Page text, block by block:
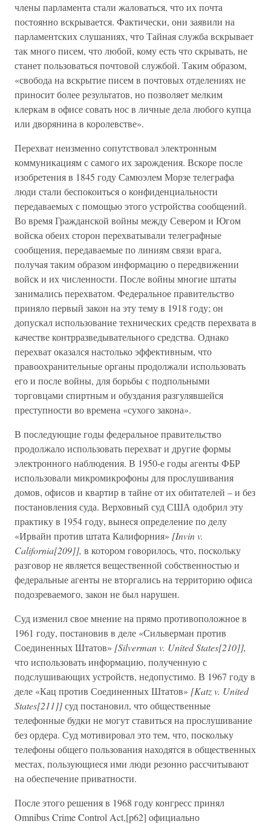
члены парламента стали жаловаться, что их почта
постоянно вскрывается. Фактически, они заявили на
парламентских слушаниях, что Тайная служба вскрывает
так много писем, что любой, кому есть что скрывать, не
станет пользоваться почтовой службой. Таким образом,
«свобода на вскрытие писем в почтовых отделениях не
приносит более результатов, но позволяет мелким
клеркам в офисе совать нос в личные дела любого купца
или дворянина в королевстве».
Перехват неизменно сопутствовал электронным
коммуникациям с самого их зарождения. Вскоре после
изобретения в 1845 году Самюэлем Морзе телеграфа
люди стали беспокоиться о конфиденциальности
передаваемых с помощью этого устройства сообщений.
Во время Гражданской войны между Севером и Югом
войска обеих сторон перехватывали телеграфные
сообщения, передаваемые по линиям связи врага,
получая таким образом информацию о передвижении
войск и их численности. После войны многие штаты
занимались перехватом. Федеральное правительство
приняло первый закон на эту тему в 1918 году; он
допускал использование технических средств перехвата в
качестве контрразведывательного средства. Однако
перехват оказался настолько эффективным, что
правоохранительные органы продолжали использовать
его и после войны, для борьбы с подпольными
торговцами спиртным и обуздания разгулявшейся
преступности во времена «сухого закона».
В последующие годы федеральное правительство
продолжало использовать перехват и другие формы
электронного наблюдения. В 1950-е годы агенты ФБР
использовали микромикрофоны для прослушивания
домов, офисов и квартир в тайне от их обитателей – и без
постановления суда. Верховный суд США одобрил эту
практику в 1954 году, вынеся определение по делу
«Ирвайн против штата Калифорния» [Invin v.
California[209]], в котором говорилось, что, поскольку
разговор не является вещественной собственностью и
федеральные агенты не вторгались на территорию офиса
подозреваемого, закон не был нарушен.
Суд изменил свое мнение на прямо противоположное в
1961 году, постановив в деле «Сильверман против
Соединенных Штатов» [Silverman v. United States[210]],
что использовать информацию, полученную с
подслушивающих устройств, недопустимо. В 1967 году в
деле «Кац против Соединенных Штатов» [Katz v. United
States[211]]суд постановил, что общественные
телефонные будки не могут ставиться на прослушивание
без ордера. Суд мотивировал это тем, что, поскольку
телефоны общего пользования находятся в общественных
местах, пользующиеся ими люди резонно рассчитывают
на обеспечение приватности.
После этого решения в 1968 году конгресс принял
Omnibus Crime Control Act,[p62] официально